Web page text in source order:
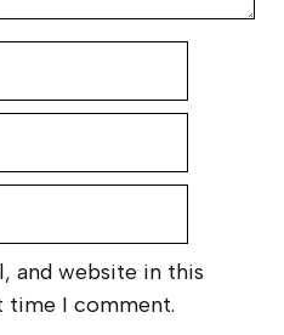
and website in this
time I comment.